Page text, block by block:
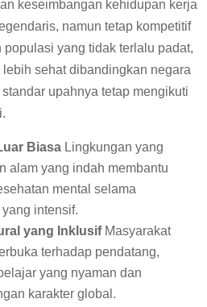
keseimbangan kehidupan kerja
namun tetap kompetitif
yang tidak terlalu padat,
sehat dibandingkan negara
upahnya tetap mengikuti
Biasa Lingkungan yang
alam yang indah membantu
mental selama
intensif.
yang InklusifMasyarakat
terhadap pendatang,
yang nyaman dan
karakter global.